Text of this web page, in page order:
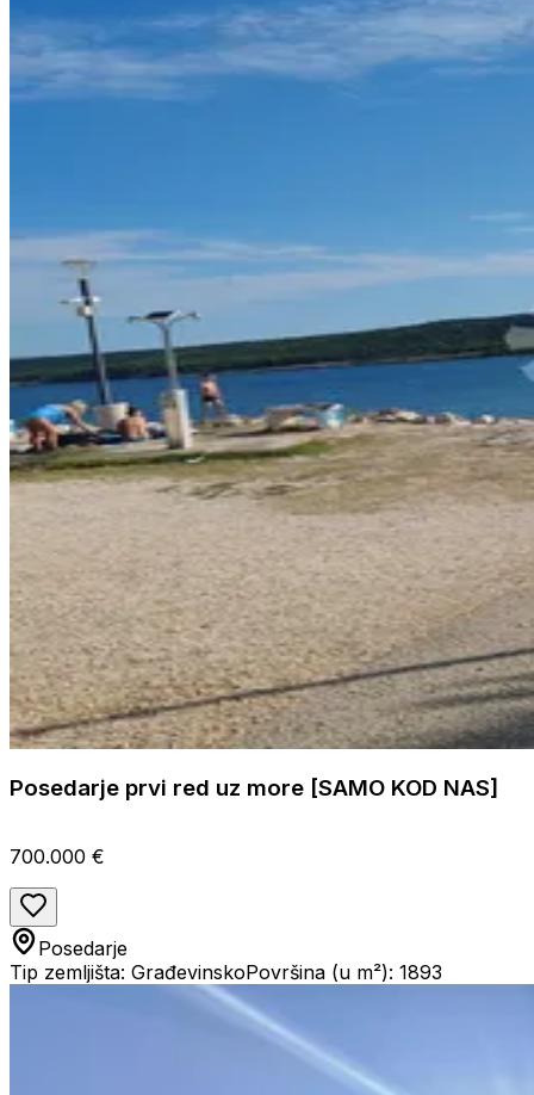
Posedarje prvi red uz more [SAMO KOD NAS]
700.000 €
Posedarje
Tip zemljišta: GrađevinskoPovršina (u m²): 1893